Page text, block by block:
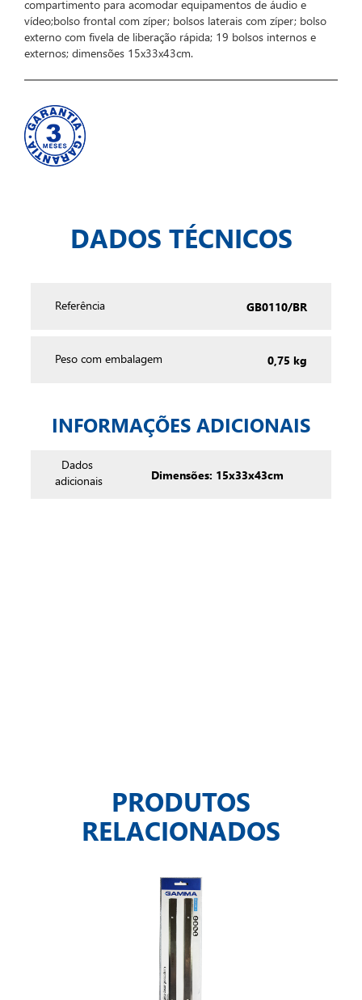
compartimento para acomodar equipamentos de áudio e
vídeo;bolso frontal com zíper; bolsos laterais com zíper; bolso
externo com fivela de liberação rápida; 19 bolsos internos e
externos; dimensões 15x33x43cm.
DADOS TÉCNICOS
Referência GB0110/BR
Peso com embalagem 0,75 kg
INFORMAÇÕES ADICIONAIS
Dados
adicionais
Dimensões: 15x33x43cm
PRODUTOS
RELACIONADOS